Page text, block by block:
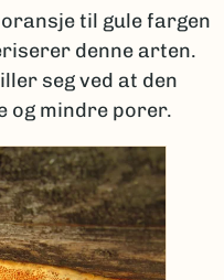
til gule fargen
denne arten.
seg ved at den
og mindre porer.